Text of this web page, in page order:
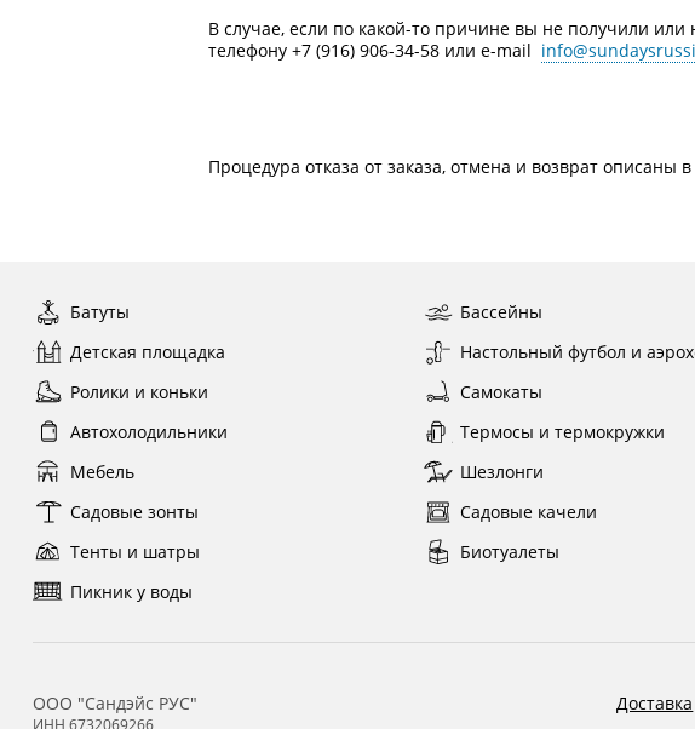
В случае, если по какой-то причине вы не получили
телефону +7 (916) 906-34-58 или e-mail
Процедура отказа от заказа, отмена и возврат
Батуты Бассейны
Детская площадка
Настольный футбол и
Ролики и коньки
Самокаты
Автохолодильники
Термосы и термокружки
Мебель
Шезлонги
Садовые зонты
Садовые качели
Тенты и шатры
Биотуалеты
Пикник у воды
ООО "Сандэйс РУС"
ИНН 6732069266
Доставка